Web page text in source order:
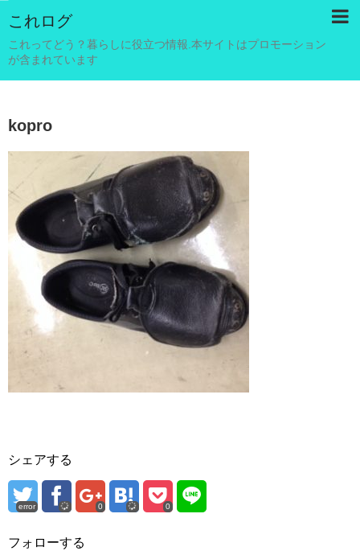
これログ
これってどう？暮らしに役立つ情報.本サイトはプロモーション
が含まれています
kopro
シェアする
error 0 0
フォローする